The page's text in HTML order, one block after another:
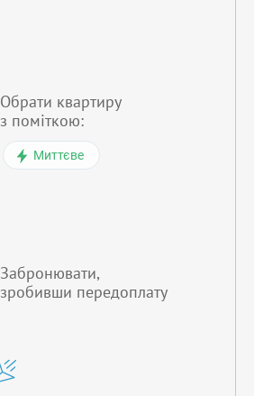
Обрати квартиру
з поміткою:
Миттєве
Забронювати,
зробивши передоплату